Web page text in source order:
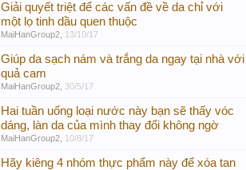
Giải quyết triệt để các vấn đề về da chỉ với
một lọ tinh dầu quen thuộc
MaiHanGroup2 13/10/17
Giúp da sạch nám và trắng da ngay tại nhà với
quả cam
MaiHanGroup2 30/5/17
Hai tuần uống loại nước này bạn sẽ thấy vóc
dáng, làn da của mình thay đổi không ngờ
MaiHanGroup2 10/8/17
Hãy kiêng 4 nhóm thực phẩm này để xóa tan